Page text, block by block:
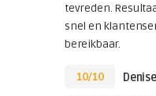
tevreden.
snel en
bereikbaar.
10/10
Denise